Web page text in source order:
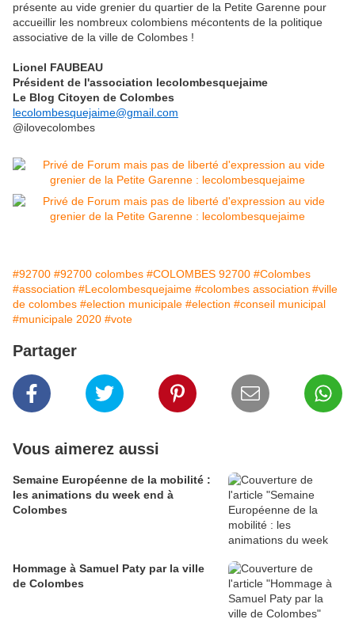
présente au vide grenier du quartier de la Petite Garenne pour
accueillir les nombreux colombiens mécontents de la politique
associative de la ville de Colombes !
Lionel FAUBEAU
Président de l'association lecolombesquejaime
Le Blog Citoyen de Colombes
lecolombesquejaime@gmail.com
@ilovecolombes
#92700 #92700 colombes #COLOMBES 92700 #Colombes
#association #Lecolombesquejaime #colombes association #ville
de colombes #election municipale #election #conseil municipal
#municipale 2020 #vote
Partager
Vous aimerez aussi
Semaine Européenne de la mobilité :
les animations du week end à
Colombes
Hommage à Samuel Paty par la ville
de Colombes